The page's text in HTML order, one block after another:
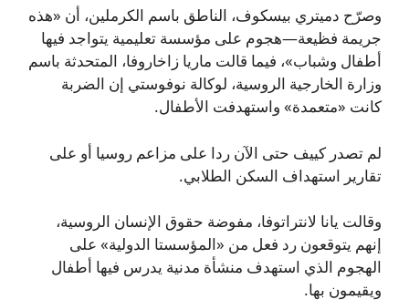
وصرّح دميتري بيسكوف، الناطق باسم الكرملين، أن «هذه
جريمة فظيعة—هجوم على مؤسسة تعليمية يتواجد فيها
أطفال وشباب»، فيما قالت ماريا زاخاروفا، المتحدثة باسم
وزارة الخارجية الروسية، لوكالة نوفوستي إن الضربة
كانت «متعمدة» واستهدفت الأطفال.
لم تصدر كييف حتى الآن ردا على مزاعم روسيا أو على
تقارير استهداف السكن الطلابي.
وقالت يانا لانتراتوفا، مفوضة حقوق الإنسان الروسية،
إنهم يتوقعون رد فعل من «المؤسستا الدولية» على
الهجوم الذي استهدف منشأة مدنية يدرس فيها أطفال
ويقيمون بها.